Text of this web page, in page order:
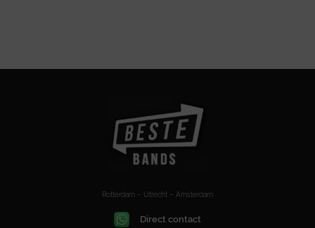
Rotterdam – Utrecht – Amsterdam
Direct contact